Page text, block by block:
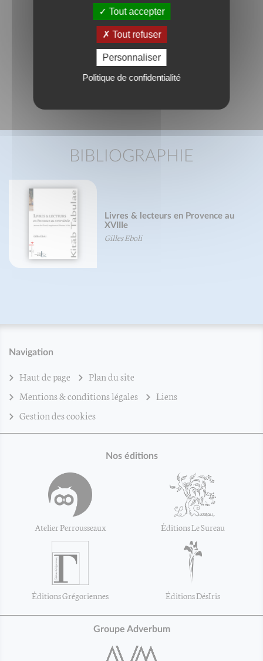
BIBLIOGRAPHIE
Livres & lecteurs en Provence au
XVIIIe
Gilles Eboli
Navigation
Haut de page
Plan du site
Mentions & conditions légales
Liens
Gestion des cookies
Nos éditions
Atelier Perrousseaux Éditions Le Sureau
Éditions Grégoriennes Éditions DésIris
Groupe Adverbum
Tout accepter
Tout refuser
Personnaliser
Politique de confidentialité